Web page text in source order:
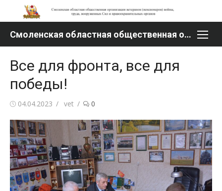
Перейти
содержимому
Смоленская областная общественная организация ветеранов (пенсионеров) войны, труда, вооруженных Сил и правоохранительных органов
Все для фронта, все для
победы!
Опубликовано
04.04.2023 Автор
vet 0